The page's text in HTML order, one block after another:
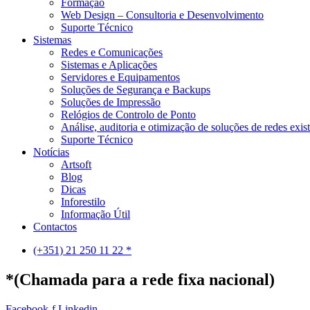
Web Design – Consultoria e Desenvolvimento
Suporte Técnico
Sistemas
Redes e Comunicações
Sistemas e Aplicações
Servidores e Equipamentos
Soluções de Segurança e Backups
Soluções de Impressão
Relógios de Controlo de Ponto
Análise, auditoria e otimização de soluções de redes
Suporte Técnico
Notícias
Artsoft
Blog
Dicas
Inforestilo
Informação Útil
Contactos
(+351) 21 250 11 22 *
*(Chamada para a rede fixa nacional)